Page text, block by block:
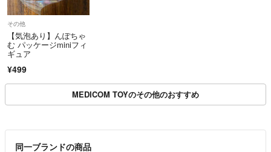
その他
【気泡あり】んぽちゃ
む パッケージminiフィ
ギュア
¥499
MEDICOM TOYのその他のおすすめ
同一ブランドの商品